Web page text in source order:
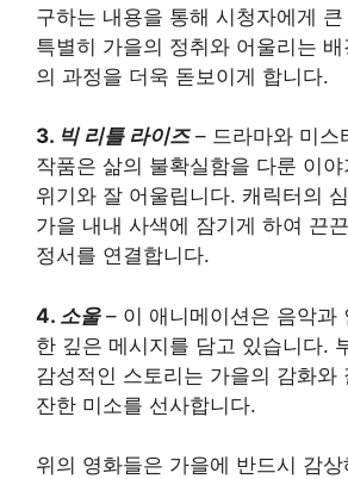
구하는 내용을 통해 시청자에게
특별히 가을의 정취와 어울리는
의 과정을 더욱 돋보이게 합니다.
3. 빅 리틀 라이즈– 드라마와 미스
작품은 삶의 불확실함을 다룬 이
위기와 잘 어울립니다. 캐릭터의
가을 내내 사색에 잠기게 하여 끈
정서를 연결합니다.
4. 소울– 이 애니메이션은 음악과
한 깊은 메시지를 담고 있습니다.
감성적인 스토리는 가을의 감화와
잔한 미소를 선사합니다.
위의 영화들은 가을에 반드시 감